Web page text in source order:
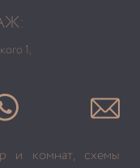
1,
и комнат, схемы